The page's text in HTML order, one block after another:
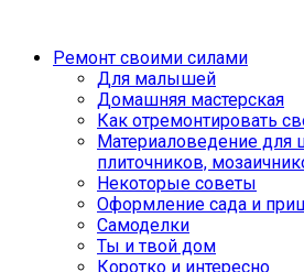
Ремонт своими силами
Для малышей
Домашняя мастерская
Как отремонтировать
Материаловедение для
плиточников,
Некоторые советы
Оформление сада и
Самоделки
Ты и твой дом
Коротко и интересно